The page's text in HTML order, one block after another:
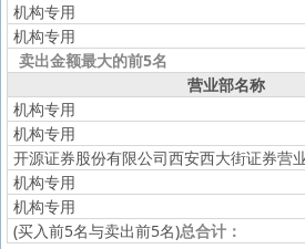
机构专用
机构专用
卖出金额最大的前5名
营业部名称
机构专用
机构专用
开源证券股份有限公司西安西大街证券营
机构专用
机构专用
(买入前5名与卖出前5名)总合计：